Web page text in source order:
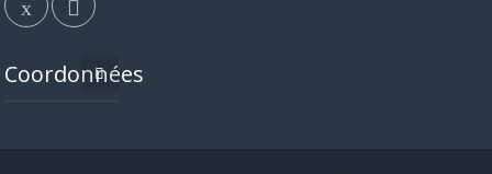
Coordonnées